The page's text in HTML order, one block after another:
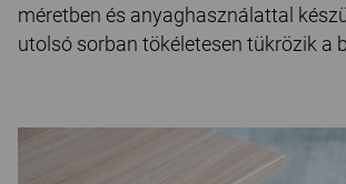
méretben és anyaghasználattal
utolsó sorban tökéletesen tükrözik a